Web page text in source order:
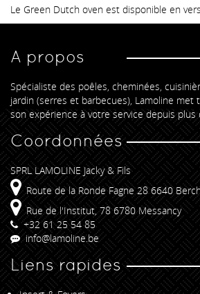
Le Green Dutch oven est disponible en
A propos
Spécialiste des poêles, cheminées,
jardin (serres et barbecues), Lamoline met
son expérience à votre service depuis plus
Coordonnées
SPRL LAMOLINE Jacky & Fils
Route de la Ronde Fagne 28 6640
Rue de l'Institut, 78 6780 Messancy
+32 61 25 54 85
info@lamoline.be
Liens rapides